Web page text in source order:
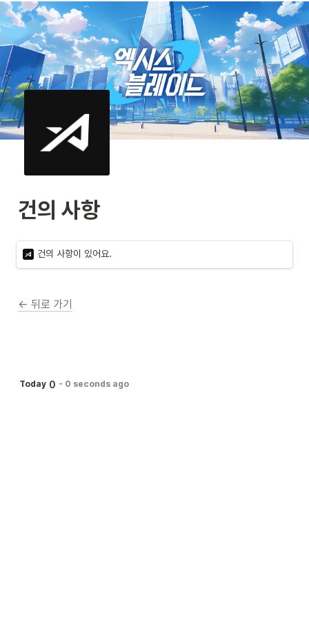
건의 사항
건의 사항이 있어요.
← 뒤로 가기
Today 0 - 0 seconds ago